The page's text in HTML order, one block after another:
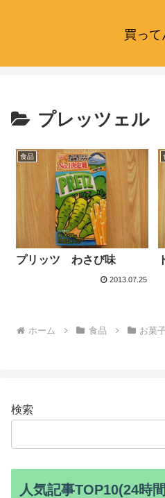
買って
プレッツェル
食品
プリッツ わさび味
2013.07.25
ホーム 食品 お菓子
検索
人気記事TOP10(24時